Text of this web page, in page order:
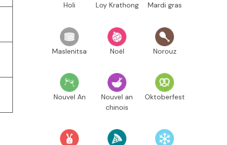
Holi Loy Krathong Mardi gras
Maslenitsa Noël Norouz
Nouvel An
Nouvel an
chinois
Oktoberfest